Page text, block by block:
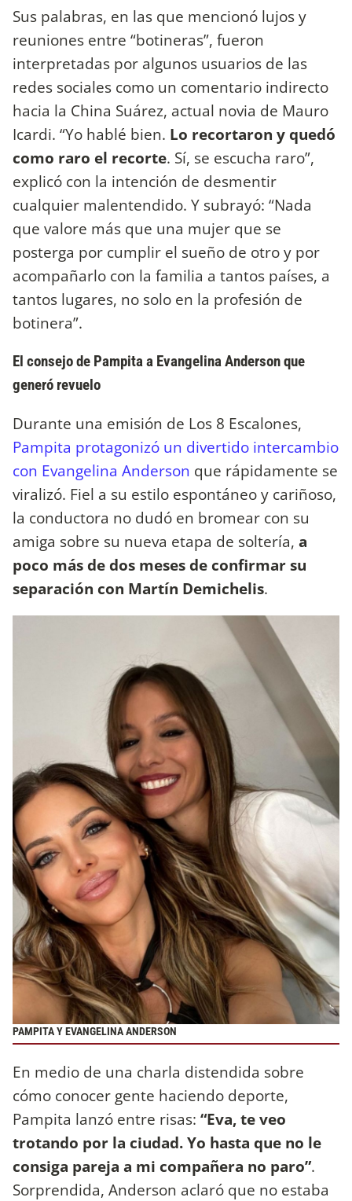
Sus palabras, en las que mencionó lujos y
reuniones entre “botineras”, fueron
interpretadas por algunos usuarios de las
redes sociales como un comentario indirecto
hacia la China Suárez, actual novia de Mauro
Icardi. “Yo hablé bien. Lo recortaron y quedó
como raro el recorte. Sí, se escucha raro”,
explicó con la intención de desmentir
cualquier malentendido. Y subrayó: “Nada
que valore más que una mujer que se
posterga por cumplir el sueño de otro y por
acompañarlo con la familia a tantos países, a
tantos lugares, no solo en la profesión de
botinera”.
El consejo de Pampita a Evangelina Anderson que
generó revuelo
Durante una emisión de Los 8 Escalones,
Pampita protagonizó un divertido intercambio
con Evangelina Anderson que rápidamente se
viralizó. Fiel a su estilo espontáneo y cariñoso,
la conductora no dudó en bromear con su
amiga sobre su nueva etapa de soltería, a
poco más de dos meses de confirmar su
separación con Martín Demichelis.
PAMPITA Y EVANGELINA ANDERSON
En medio de una charla distendida sobre
cómo conocer gente haciendo deporte,
Pampita lanzó entre risas: “Eva, te veo
trotando por la ciudad. Yo hasta que no le
consiga pareja a mi compañera no paro”.
Sorprendida, Anderson aclaró que no estaba